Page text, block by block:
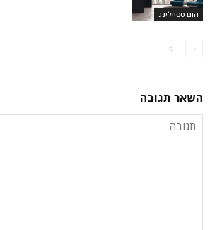
הום סטיילינג
השאר תגובה